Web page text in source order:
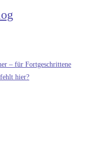
– für Fortgeschrittene
hier?